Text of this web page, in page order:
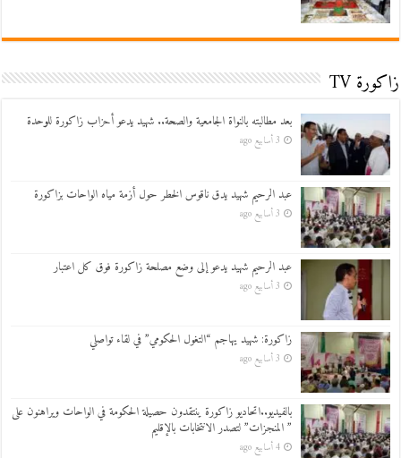
زاكورة TV
بعد مطالبته بالنواة الجامعية والصحة.. شهيد يدعو أحزاب زاكورة للوحدة
3 أسابيع ago
عبد الرحيم شهيد يدق ناقوس الخطر حول أزمة مياه الواحات بزاكورة
3 أسابيع ago
عبد الرحيم شهيد يدعو إلى وضع مصلحة زاكورة فوق كل اعتبار
3 أسابيع ago
زاكورة: شهيد يهاجم “التغول الحكومي” في لقاء تواصلي
3 أسابيع ago
بالفيديو..اتحاديو زاكورة ينتقدون حصيلة الحكومة في الواحات ويراهنون على
” المنجزات” لتصدر الانتخابات بالإقليم
4 أسابيع ago